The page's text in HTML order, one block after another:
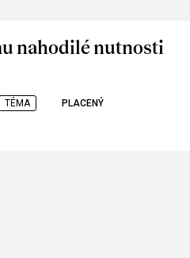
nahodilé nutnosti
TÉMA PLACENÝ